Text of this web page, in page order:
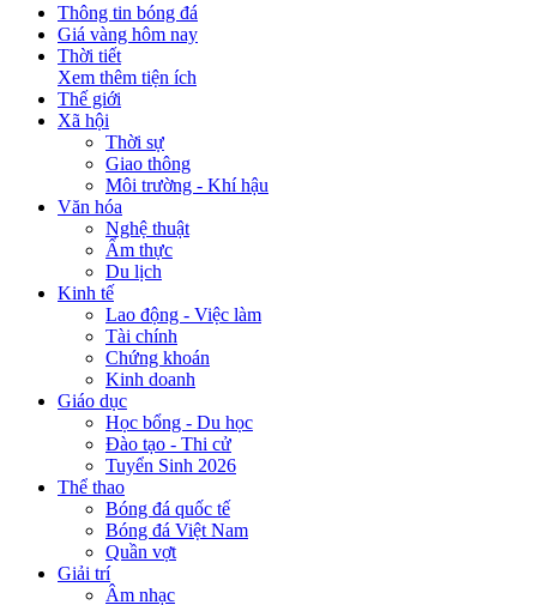
Thông tin bóng đá
Giá vàng hôm nay
Thời tiết
Xem thêm tiện ích
Thế giới
Xã hội
Thời sự
Giao thông
Môi trường - Khí hậu
Văn hóa
Nghệ thuật
Ẩm thực
Du lịch
Kinh tế
Lao động - Việc làm
Tài chính
Chứng khoán
Kinh doanh
Giáo dục
Học bổng - Du học
Đào tạo - Thi cử
Tuyển Sinh 2026
Thể thao
Bóng đá quốc tế
Bóng đá Việt Nam
Quần vợt
Giải trí
Âm nhạc